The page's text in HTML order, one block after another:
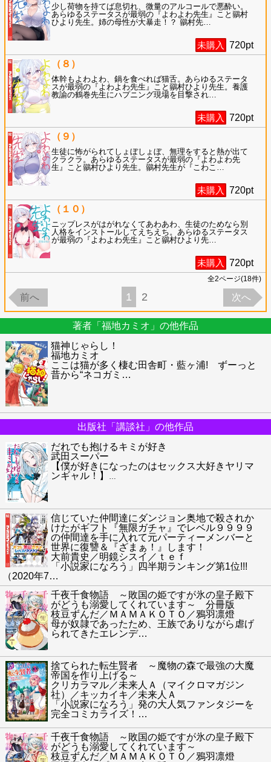
少し荷物を持てば息切れ、微量のアルコールで悪酔い。
あらゆるステータスが最弱の『よわよわ先生』こと鶸村
ひより先生。姉の母性が大暴走！？ 鶸村先
未購入 720pt
（８）
体幹もよわよわ、鍋を食べれば猫舌。あらゆるステータ
スが最弱の『よわよわ先生』こと鶸村ひより先生。養護
教諭の鶴巻先生にハプニング現場を目撃され
未購入 720pt
（９）
生徒に怖がられてしょぼしょぼ、無理をすると熱が出て
クラクラ。あらゆるステータスが最弱の『よわよわ先
生』こと鶸村ひより先生。鶸村先生が『こわこ
未購入 720pt
（１０）
ニップレスがはがれなくてあわあわ、生徒のためなら別
人格をインストールしてえちえち。あらゆるステータス
が最弱の『よわよわ先生』こと鶸村ひより先
未購入 720pt
全2ページ(18件)
前へ 1 2 次へ
著者「福地カミオ」の他作品
猫神じゃらし！
福地カミオ
ここは猫が多く棲む田舎町・藍ヶ浦! ずーっと
昔から“ネコガミ …
出版社「講談社」の他作品
だれでも抱けるキミが好き
武田スーパー
【僕が好きになったのはセックス大好きヤリマ
ンギャル！】
信じていた仲間達にダンジョン奥地で殺されか
けたがギフト『無限ガチャ』でレベル９９９９
の仲間達を手に入れて元パーティーメンバーと
世界に復讐＆『ざまぁ！』します！
大前貴史／明鏡シスイ／ｔｅｆ
「小説家になろう」四半期ランキング第1位!!!
（2020年7…
千夜千食物語 ～敗国の姫ですが氷の皇子殿下
がどうも溺愛してくれています～ 分冊版
枝豆ずんだ／ＭＡＭＡＫＯＴＯ／鴉羽凛燈
母が奴隷であったため、王族でありながら虐げ
られてきたエレンデ…
捨てられた転生賢者 ～魔物の森で最強の大魔
帝国を作り上げる～
クリカラマル／未来人Ａ（マイクロマガジン
社）／キッカイキ／未来人Ａ
「小説家になろう」発の大人気ファンタジーを
完全コミカライズ！ …
千夜千食物語 ～敗国の姫ですが氷の皇子殿下
がどうも溺愛してくれています～
枝豆ずんだ／ＭＡＭＡＫＯＴＯ／鴉羽凛燈